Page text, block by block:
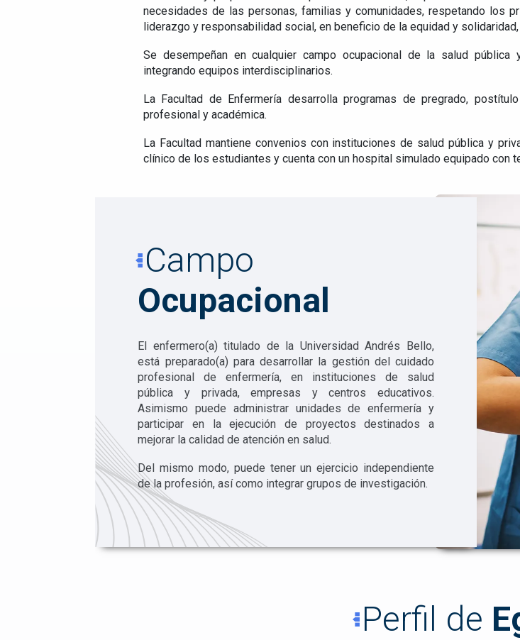
necesidades de las personas, familias y comunidades, respetando los
liderazgo y responsabilidad social, en beneficio de la equidad y
Se desempeñan en cualquier campo ocupacional de la salud
integrando equipos interdisciplinarios.
La Facultad de Enfermería desarrolla programas de pregrado,
profesional y académica.
La Facultad mantiene convenios con instituciones de salud pública y
clínico de los estudiantes y cuenta con un hospital simulado equipado con
Campo
Ocupacional
El enfermero(a) titulado de la Universidad Andrés Bello,
está preparado(a) para desarrollar la gestión del cuidado
profesional de enfermería, en instituciones de salud
pública y privada, empresas y centros educativos.
Asimismo puede administrar unidades de enfermería y
participar en la ejecución de proyectos destinados a
mejorar la calidad de atención en salud.
Del mismo modo, puede tener un ejercicio independiente
de la profesión, así como integrar grupos de investigación.
Perfil de